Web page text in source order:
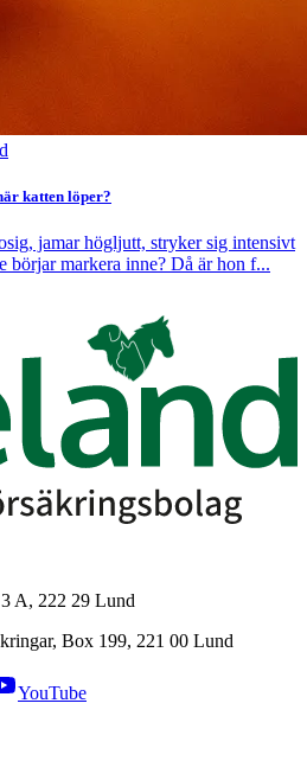
katten löper?
jamar högljutt, stryker sig intensivt
börjar markera inne? Då är hon f...
A, 222 29 Lund
Box 199, 221 00 Lund
YouTube